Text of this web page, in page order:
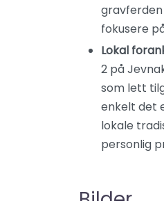
fokusere
Lokal
2 på
som lett
enkelt det
lokale
personlig